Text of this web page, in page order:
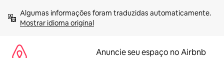
para
Mostrar idioma original
Anuncie seu espaço no Airbnb